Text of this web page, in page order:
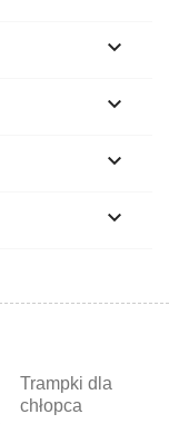




Trampki dla
chłopca